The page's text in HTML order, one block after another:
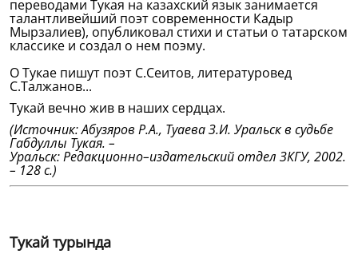
переводами Тукая на казахский язык занимается
талантливейший поэт современности Кадыр
Мырзалиев), опубликовал стихи и статьи о татарском
классике и создал о нем поэму.
О Тукае пишут поэт С.Сеитов, литературовед
С.Талжанов...
Тукай вечно жив в наших сердцах.
(Источник: Абузяров Р.А., Туаева З.И. Уральск в судьбе
Габдуллы Тукая. –
Уральск: Редакционно–издательский отдел ЗКГУ, 2002.
– 128 с.)
Тукай турында